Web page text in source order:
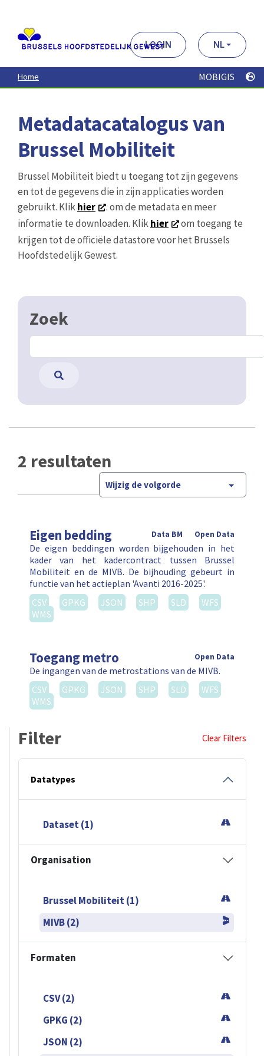
contenu
principal
LOGIN NL
Home MOBIGIS
Metadatacatalogus van
Brussel Mobiliteit
Brussel Mobiliteit biedt u toegang tot zijn gegevens
en tot de gegevens die in zijn applicaties worden
gebruikt. Klikhier
. om de metadata en meer
informatie te downloaden. Klikhier
om toegang te
krijgen tot de officiële datastore voor het Brussels
Hoofdstedelijk Gewest.
Zoek
2 resultaten
Wijzig de volgorde
Eigen bedding Open Data
Data BM
De eigen beddingen worden bijgehouden in het
kader van het kadercontract tussen Brussel
Mobiliteit en de MIVB. De bijhouding gebeurt in
functie van het actieplan 'Avanti 2016-2025'.
CSV
GPKG JSON SHP SLD
WFS
WMS
Toegang metro Open Data
De ingangen van de metrostations van de MIVB.
CSV
GPKG JSON SHP SLD
WFS
WMS
Filter Clear Filters
Datatypes
Dataset (1)
Organisation
Brussel Mobiliteit (1)
MIVB (2)
Formaten
CSV (2)
GPKG (2)
JSON (2)